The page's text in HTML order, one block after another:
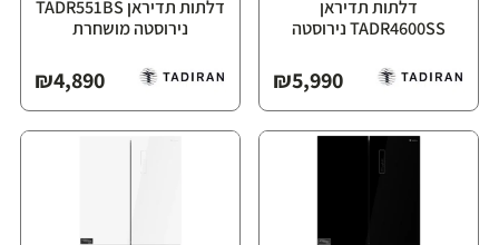
דלתות תדיראן
TADR4600SS נירוסטה
₪5,990
דלתות תדיראן TADR551BS
נירוסטה מושחרת
₪4,890